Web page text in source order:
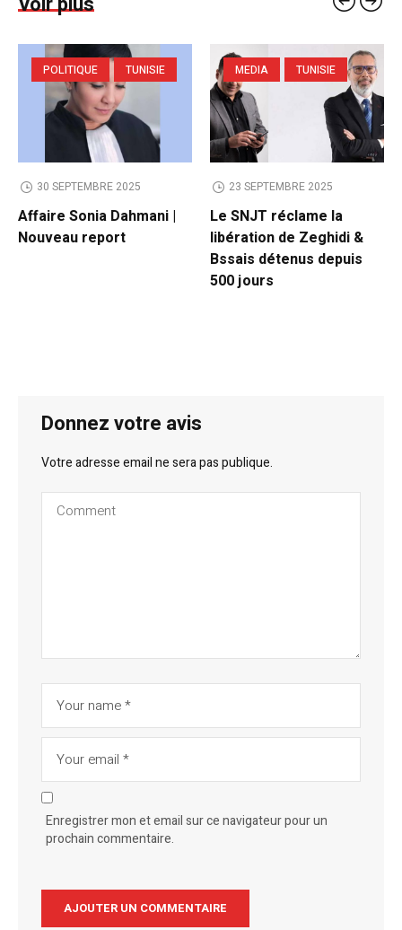
POLITIQUE TUNISIE
30 SEPTEMBRE 2025
Affaire Sonia Dahmani |
Nouveau report
MEDIA TUNISIE
23 SEPTEMBRE 2025
Le SNJT réclame la
libération de Zeghidi &
Bssais détenus depuis
500 jours
Donnez votre avis
Votre adresse email ne sera pas publique.
Enregistrer mon et email sur ce navigateur pour un
prochain commentaire.